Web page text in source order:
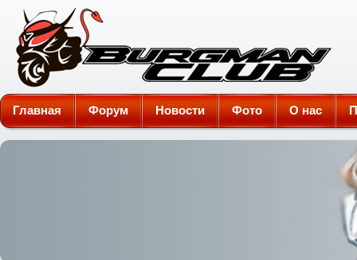
Burgman-Club
Главная Форум Новости Фото О нас